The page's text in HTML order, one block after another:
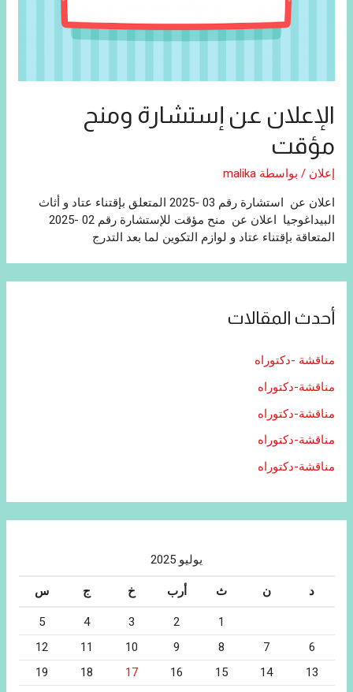
الإعلان عن إستشارة ومنح
مؤقت
إعلان / بواسطة malika
اعلان عن استشارة رقم 03 -2025 المتعلق بإقتناء عتاد و أثاث
البيداغوجيا اعلان عن منح مؤقت للإستشارة رقم 02 -2025
المتعاقة بإقتناء عتاد و لوازم التكوين لما بعد التدرج
أحدث المقالات
مناقشة -دكتوراه
مناقشة-دكتوراه
مناقشة-دكتوراه
مناقشة-دكتوراه
مناقشة-دكتوراه
يوليو 2025
د ن ث أرب خ ج س
1
2
3
4
5
6
7
8
9
10
11
12
13
14
15
16
17
18
19